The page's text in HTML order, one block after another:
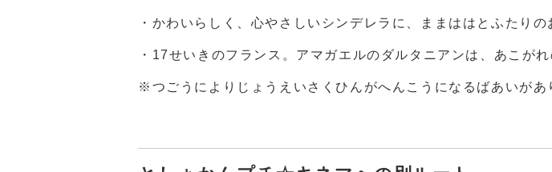
・かわいらしく、心やさしいシンデレラに、ままははとふたり
・17せいきのフランス。アマガエルのダルタニアンは、あこが
※つごうによりじょうえいさくひんがへんこうになるばあいがあ